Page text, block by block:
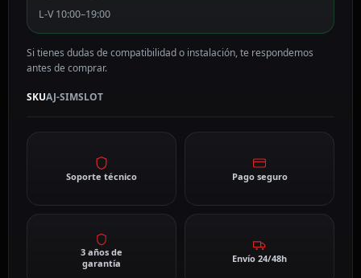
L-V 10:00–19:00
Si tienes dudas de compatibilidad o instalación, te respondemos
antes de comprar.
SKUAJ-SIMSLOT
Soporte técnico Pago seguro
3 años de
garantía
Envío 24/48h